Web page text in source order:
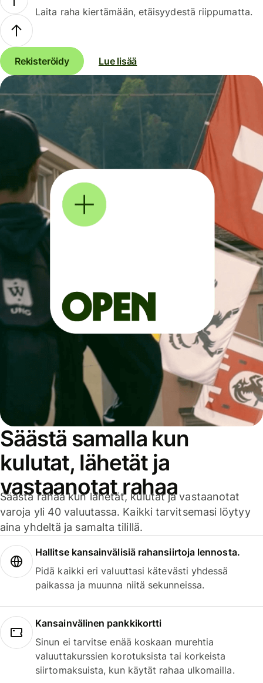
Laita raha kiertämään, etäisyydestä riippumatta.
Rekisteröidy Lue lisää
Säästä samalla kun
kulutat, lähetät ja
vastaanotat rahaa
Säästä rahaa kun lähetät, kulutat ja vastaanotat
varoja yli 40 valuutassa. Kaikki tarvitsemasi löytyy
aina yhdeltä ja samalta tilillä.
Hallitse kansainvälisiä rahansiirtoja lennosta.
Pidä kaikki eri valuuttasi kätevästi yhdessä
paikassa ja muunna niitä sekunneissa.
Kansainvälinen pankkikortti
Sinun ei tarvitse enää koskaan murehtia
valuuttakurssien korotuksista tai korkeista
siirtomaksuista, kun käytät rahaa ulkomailla.